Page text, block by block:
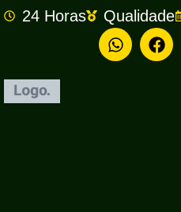
24 Horas Qualidade